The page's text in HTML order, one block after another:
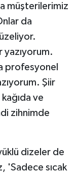
müşterilerimiz
da
yazıyorum.
profesyonel
Şiir
ve
zihnimde
dizeler de
'Sadece sıcak